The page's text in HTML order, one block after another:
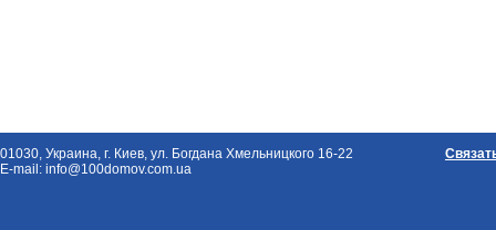
01030, Украина, г. Киев, ул. Богдана Хмельницкого 16-22
E-mail: info@100domov.com.ua